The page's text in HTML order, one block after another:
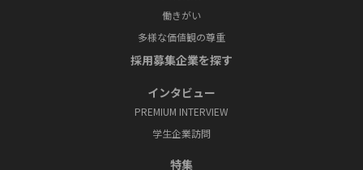
働きがい
多様な価値観の尊重
採⽤募集企業を探す
インタビュー
PREMIUM INTERVIEW
学⽣企業訪問
特集